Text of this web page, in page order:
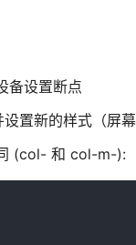
备设置断点
置新的样式（屏
(col- 和 col-m-):